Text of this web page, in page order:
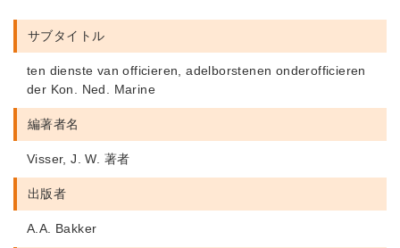
サブタイトル
ten dienste van officieren, adelborstenen onderofficieren
der Kon. Ned. Marine
編著者名
Visser, J. W. 著者
出版者
A.A. Bakker